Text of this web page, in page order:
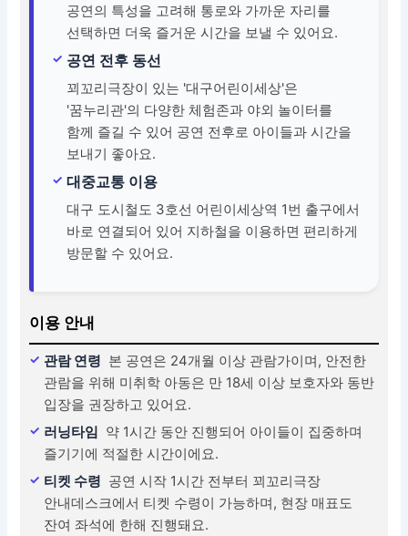
공연의 특성을 고려해 통로와 가까운 자리를
선택하면 더욱 즐거운 시간을 보낼 수 있어요.
공연 전후 동선
꾀꼬리극장이 있는 '대구어린이세상'은
'꿈누리관'의 다양한 체험존과 야외 놀이터를
함께 즐길 수 있어 공연 전후로 아이들과 시간을
보내기 좋아요.
대중교통 이용
대구 도시철도 3호선 어린이세상역 1번 출구에서
바로 연결되어 있어 지하철을 이용하면 편리하게
방문할 수 있어요.
이용 안내
관람 연령 본 공연은 24개월 이상 관람가이며, 안전한
관람을 위해 미취학 아동은 만 18세 이상 보호자와 동반
입장을 권장하고 있어요.
러닝타임 약 1시간 동안 진행되어 아이들이 집중하며
즐기기에 적절한 시간이에요.
티켓 수령 공연 시작 1시간 전부터 꾀꼬리극장
안내데스크에서 티켓 수령이 가능하며, 현장 매표도
잔여 좌석에 한해 진행돼요.